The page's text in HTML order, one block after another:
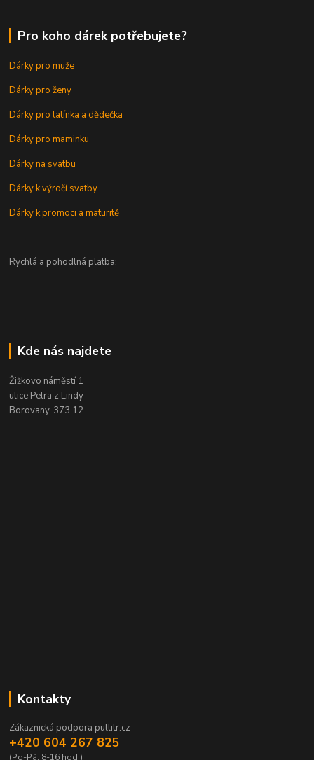
Pro koho dárek potřebujete?
Dárky pro muže
Dárky pro ženy
Dárky pro tatínka a dědečka
Dárky pro maminku
Dárky na svatbu
Dárky k výročí svatby
Dárky k promoci a maturitě
Rychlá a pohodlná platba:
Kde nás najdete
Žižkovo náměstí 1
ulice Petra z Lindy
Borovany, 373 12
Kontakty
Zákaznická podpora pullitr.cz
+420 604 267 825
(Po-Pá, 8-16 hod.)